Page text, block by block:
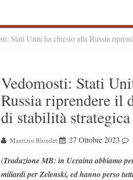
Stati Uniti ha chiesto alla Russia
Vedomosti: Stati
Russia riprendere il
di stabilità strategica
Maurizio Blondet
27 Ottobre 2023
(Traduzione MB: in Ucraina abbiamo
miliardi per Zelenski, ed hanno perso